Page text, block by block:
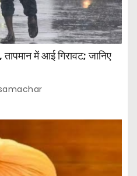
में आई गिरावट; जानिए